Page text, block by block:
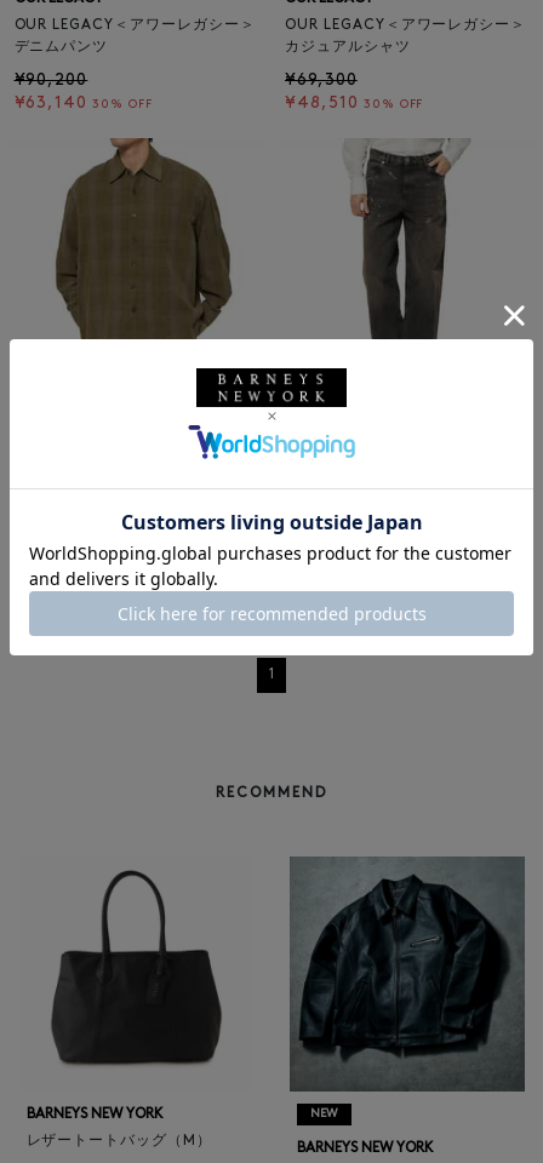
OUR LEGACY＜アワーレガシー＞
デニムパンツ
¥90,200
¥63,140 30% OFF
OUR LEGACY＜アワーレガシー＞
カジュアルシャツ
¥69,300
¥48,510 30% OFF
チェック柄シャツ
¥60,500
¥42,350
30% OFF
ギフトラッピング不可
デニムパンツ
¥111,100
1
RECOMMEND
BARNEYS NEW YORK
レザートートバッグ（M）
NEW
BARNEYS NEW YORK